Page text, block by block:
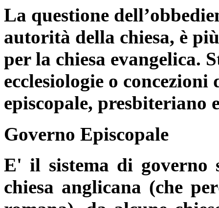
La questione
autorità della chiesa, è
per la chiesa evangelica.
ecclesiologie o
episcopale, presbiteriano
Governo Episcopale
E' il sistema di governo
chiesa anglicana (che